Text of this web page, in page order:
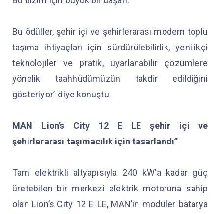
Bu ödüller, şehir içi ve şehirlerarası modern toplu
taşıma ihtiyaçları için sürdürülebilirlik, yenilikçi
teknolojiler ve pratik, uyarlanabilir çözümlere
yönelik taahhüdümüzün takdir edildiğini
gösteriyor” diye konuştu.
MAN Lion’s City 12 E LE şehir içi ve
şehirlerarası taşımacılık için tasarlandı”
Tam elektrikli altyapısıyla 240 kW’a kadar güç
üretebilen bir merkezi elektrik motoruna sahip
olan Lion’s City 12 E LE, MAN’ın modüler batarya